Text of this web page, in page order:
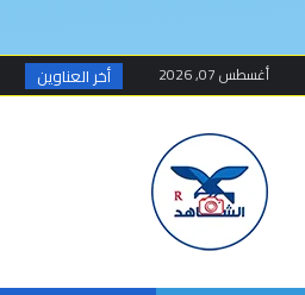
أغسطس 07, 2026 أخر العناوين